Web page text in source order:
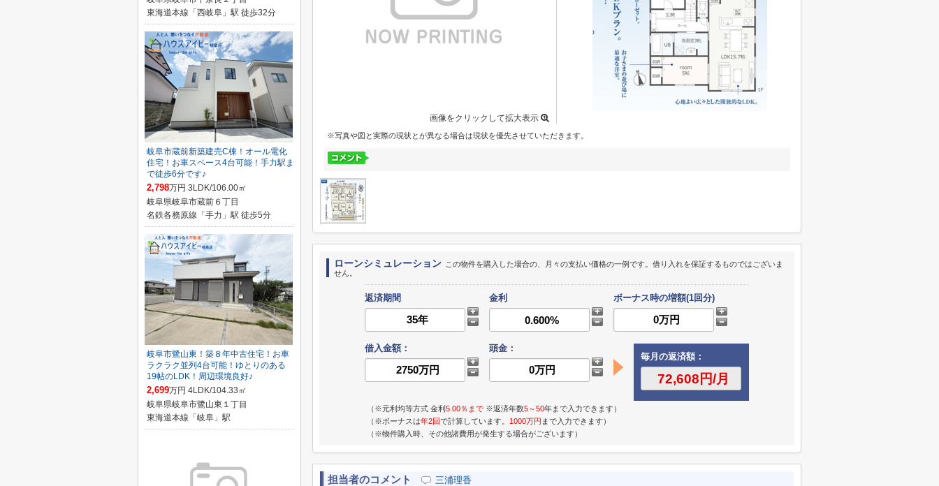
画像をクリックして拡大表示
※写真や図と実際の現状とが異なる場合は現状を優先させていただきます。
ローンシミュレーション この物件を購入した場合の、月々の支払い価格の一例です。借り入れを保証するものではございま
せん。
返済期間 金利 ボーナス時の増額(1回分)
借入金額：
頭金：
毎月の返済額：
（※元利均等方式 金利5.00％まで ※返済年数5～50年まで入力できます）
（※ボーナスは年2回で計算しています。 1000万円 まで入力できます）
（※物件購入時、その他諸費用が発生する場合がございます）
担当者のコメント 三浦理香
東海道本線「西岐阜」駅 徒歩32分
岐阜市蔵前新築建売C棟！オール電化
住宅！お車スペース4台可能！手力駅ま
で徒歩6分です♪
2,798万円 3LDK/106.00㎡
岐阜県岐阜市蔵前６丁目
名鉄各務原線「手力」駅 徒歩5分
岐阜市鷺山東！築８年中古住宅！お車
ラクラク並列4台可能！ゆとりのある
19帖のLDK！周辺環境良好♪
2,699万円 4LDK/104.33㎡
岐阜県岐阜市鷺山東１丁目
東海道本線「岐阜」駅